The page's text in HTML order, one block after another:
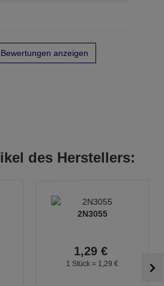
anzeigen
des Herstellers:
2N3055
1,29 €
1 Stück = 1, 29 €